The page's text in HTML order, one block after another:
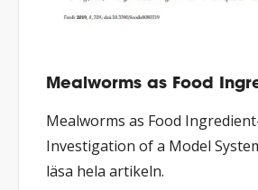
Mealworms as Food
Mealworms as Food
Investigation of a Model
läsa hela artikeln.